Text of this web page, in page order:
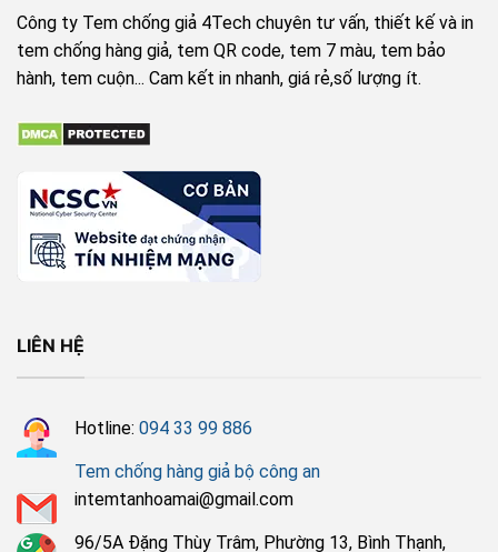
Công ty Tem chống giả 4Tech chuyên tư vấn, thiết kế và in
tem chống hàng giả, tem QR code, tem 7 màu, tem bảo
hành, tem cuộn... Cam kết in nhanh, giá rẻ,số lượng ít.
LIÊN HỆ
Hotline: 094 33 99 886
Tem chống hàng giả bộ công an
intemtanhoamai@gmail.com
96/5A Đặng Thùy Trâm, Phường 13, Bình Thạnh,